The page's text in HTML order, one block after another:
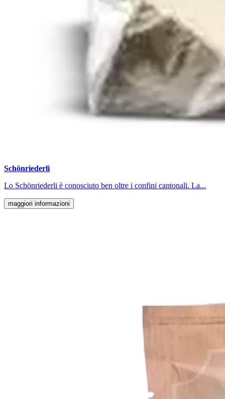
Schönriederli
Lo Schönriederli è conosciuto ben oltre i confini cantonali. La...
maggiori informazioni